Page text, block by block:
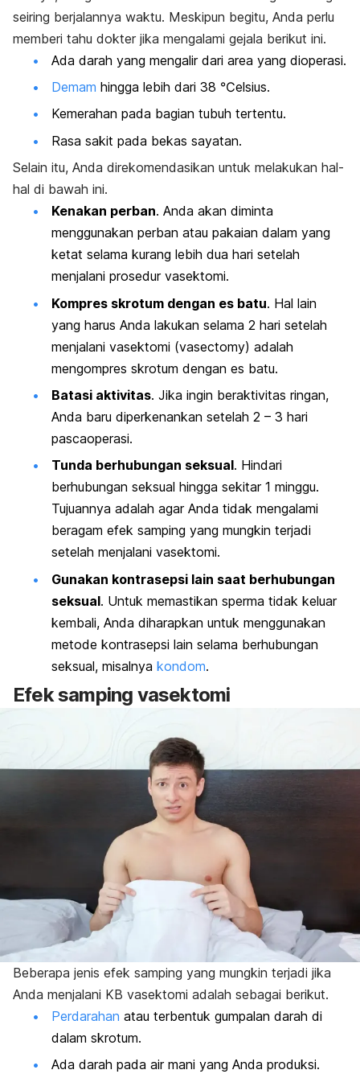
seiring berjalannya waktu. Meskipun begitu, Anda perlu
memberi tahu dokter jika mengalami gejala berikut ini.
Ada darah yang mengalir dari area yang dioperasi.
Demam hingga lebih dari 38 ℃elsius.
Kemerahan pada bagian tubuh tertentu.
Rasa sakit pada bekas sayatan.
Selain itu, Anda direkomendasikan untuk melakukan hal-
hal di bawah ini.
Kenakan perban. Anda akan diminta
menggunakan perban atau pakaian dalam yang
ketat selama kurang lebih dua hari setelah
menjalani prosedur vasektomi.
Kompres skrotum dengan es batu. Hal lain
yang harus Anda lakukan selama 2 hari setelah
menjalani vasektomi (vasectomy) adalah
mengompres skrotum dengan es batu.
Batasi aktivitas. Jika ingin beraktivitas ringan,
Anda baru diperkenankan setelah 2 – 3 hari
pascaoperasi.
Tunda berhubungan seksual. Hindari
berhubungan seksual hingga sekitar 1 minggu.
Tujuannya adalah agar Anda tidak mengalami
beragam efek samping yang mungkin terjadi
setelah menjalani vasektomi.
Gunakan kontrasepsi lain saat berhubungan
seksual. Untuk memastikan sperma tidak keluar
kembali, Anda diharapkan untuk menggunakan
metode kontrasepsi lain selama berhubungan
seksual, misalnya kondom.
Efek samping vasektomi
Beberapa jenis efek samping yang mungkin terjadi jika
Anda menjalani KB vasektomi adalah sebagai berikut.
Perdarahan atau terbentuk gumpalan darah di
dalam skrotum.
Ada darah pada air mani yang Anda produksi.